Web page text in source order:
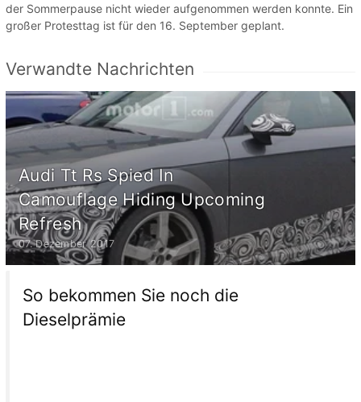
der Sommerpause nicht wieder aufgenommen werden konnte. Ein
großer Protesttag ist für den 16. September geplant.
Verwandte Nachrichten
Audi Tt Rs Spied In
Camouflage Hiding Upcoming
Refresh
07. Dezember 2017
So bekommen Sie noch die
Dieselprämie